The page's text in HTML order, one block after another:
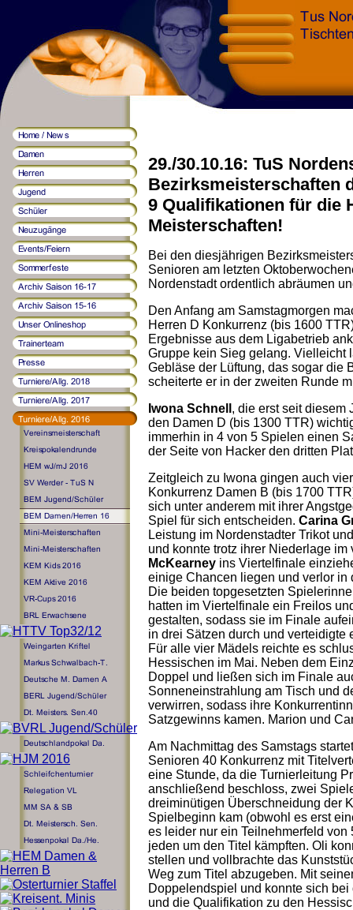
29./30.10.16: TuS
Bezirksmeisterschaften
9 Qualifikationen für die
Meisterschaften!
Bei den diesjährigen
Senioren am letzten
Nordenstadt ordentlich abräumen
Den Anfang am Samstagmorgen
Herren D Konkurrenz (bis 1600
Ergebnisse aus dem Ligabetrieb
Gruppe kein Sieg gelang. Vielleicht
Gebläse der Lüftung, das sogar
scheiterte er in der zweiten Runde
Iwona Schnell , die erst seit diesem
den Damen D (bis 1300 TTR)
immerhin in 4 von 5 Spielen einen
der Seite von Hacker den dritten
Zeitgleich zu Iwona gingen auch
Konkurrenz Damen B (bis 1700
sich unter anderem mit ihrer
Spiel für sich entscheiden. Carina
Leistung im Nordenstadter Trikot
und konnte trotz ihrer Niederlage
McKearney ins Viertelfinale
einige Chancen liegen und verlor in
Die beiden topgesetzten
hatten im Viertelfinale ein Freilos
gestalten, sodass sie im Finale
in drei Sätzen durch und verteidigte
Für alle vier Mädels reichte es
Hessischen im Mai. Neben dem
Doppel und ließen sich im Finale
Sonneneinstrahlung am Tisch und
verwirren, sodass ihre
Satzgewinns kamen. Marion und
Am Nachmittag des Samstags
Senioren 40 Konkurrenz mit
eine Stunde, da die Turnierleitung
anschließend beschloss, zwei
dreiminütigen Überschneidung der
Spielbeginn kam (obwohl es erst
es leider nur ein Teilnehmerfeld
jeden um den Titel kämpften. Oli
stellen und vollbrachte das
Weg zum Titel abzugeben. Mit
Doppelendspiel und konnte sich
und die Qualifikation zu den